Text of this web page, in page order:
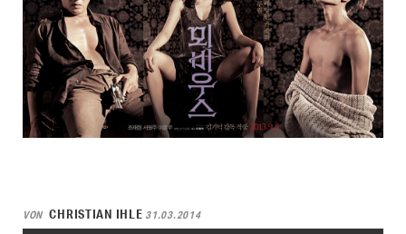
VON CHRISTIAN IHLE 31.03.2014